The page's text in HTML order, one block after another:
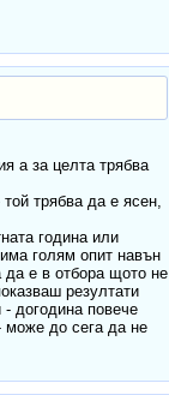
а за целта трябва
трябва да е ясен,
година или
голям опит навън
да е в отбора щото не
резултати
- догодина повече
може до сега да не